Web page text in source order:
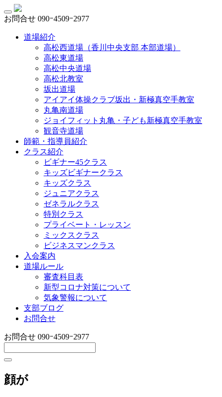
お問合せ 090ｰ4509ｰ2977
道場紹介
高松西道場（香川中央支部 本部道場）
高松東道場
高松中央道場
高松北教室
坂出道場
アイアイ体操クラブ坂出・新極真空手教室
丸亀南道場
ジョイフィット丸亀・子ども新極真空手教室
観音寺道場
師範・指導員紹介
クラス紹介
ビギナー45クラス
キッズビギナークラス
キッズクラス
ジュニアクラス
ゼネラルクラス
特別クラス
プライベート・レッスン
ミックスクラス
ビジネスマンクラス
入会案内
道場ルール
審査科目表
新型コロナ対策について
気象警報について
支部ブログ
お問合せ
お問合せ 090ｰ4509ｰ2977
顔が